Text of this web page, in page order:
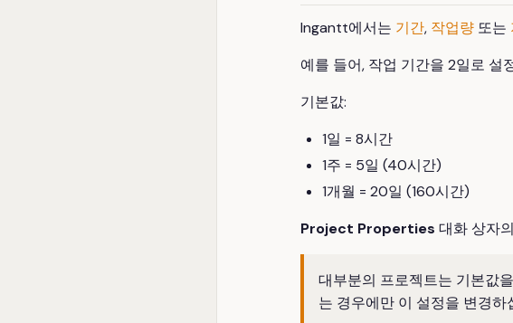
Ingantt에서는 기간, 작업량 또는
예를 들어, 작업 기간을 2일로 설
기본값:
1일 = 8시간
1주 = 5일 (40시간)
1개월 = 20일 (160시간)
Project Properties 대화 상자의
대부분의 프로젝트는 기본값
는 경우에만 이 설정을 변경하